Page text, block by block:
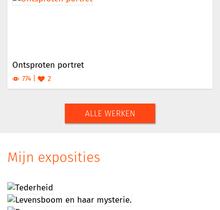
Ontsproten portret
774 2
ALLE WERKEN
Mijn exposities